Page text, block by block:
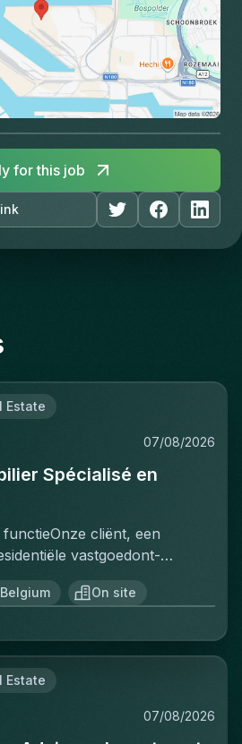
for this job
Estate
07/08/2026
Spécialisé en
cliënt, een
vastgoedont­
Adviseur Immobilier
om het
versterken. In deze functie
voor de commercialisering
in Brussel en Antwerpen. U
Belgium On site
Estate
07/08/2026